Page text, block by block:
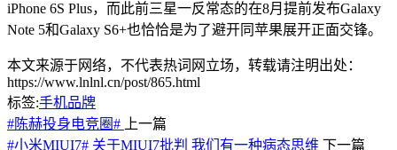
iPhone 6S Plus，而此前三星一反常态的在8月提前发布Galaxy
Note 5和Galaxy S6+也恰恰是为了避开同苹果展开正面交锋。
本文来源于网络，不代表热词网立场，转载请注明出处：
https://www.lnlnl.cn/post/865.html
标签:手机品牌
#陈赫投身电竞圈#
上一篇
#小米MIUI7# 关于MIUI7批判 我们有一种病态思维 下一篇